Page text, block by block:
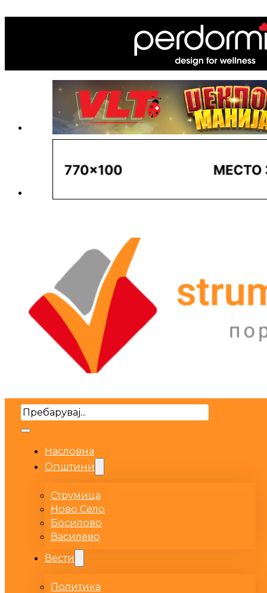
Search
Насловна
Општини
Струмица
Ново Село
Босилово
Василево
Вести
Политика